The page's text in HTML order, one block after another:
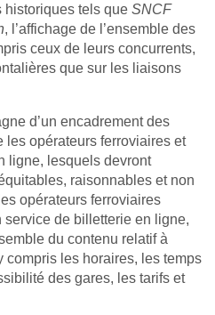
historiques tels que SNCF
, l’affichage de l’ensemble des
ceux de leurs concurrents,
que sur les liaisons
d’un encadrement des
les opérateurs ferroviaires et
ligne, lesquels devront
raisonnables et non
opérateurs ferroviaires
service de billetterie en ligne,
du contenu relatif à
compris les horaires, les temps
des gares, les tarifs et